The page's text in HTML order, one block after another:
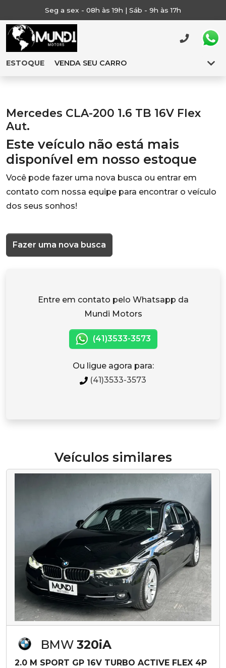
Seg a sex - 08h às 19h | Sáb - 9h às 17h
ESTOQUE VENDA SEU CARRO
Mercedes CLA-200 1.6 TB 16V Flex
Aut.
Este veículo não está mais
disponível em nosso estoque
Você pode fazer uma nova busca ou entrar em
contato com nossa equipe para encontrar o veículo
dos seus sonhos!
Fazer uma nova busca
Entre em contato pelo Whatsapp da
Mundi Motors
(41)3533-3573
Ou ligue agora para:
(41)3533-3573
Veículos similares
BMW 320iA
2.0 M SPORT GP 16V TURBO ACTIVE FLEX 4P